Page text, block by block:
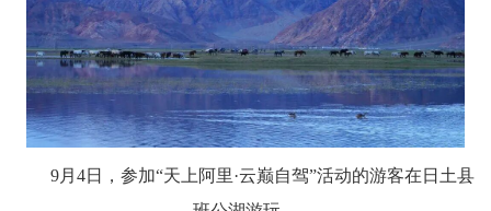
9月4日，参加“天上阿里·云巅自驾”活动的游客在日土县